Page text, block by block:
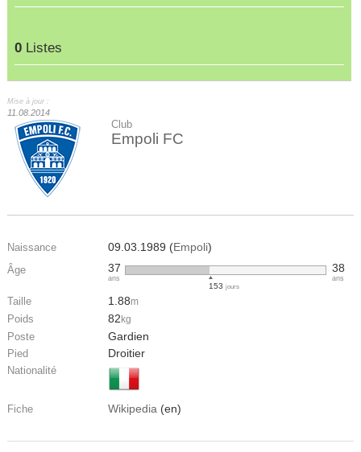
0 Listes
Mise à jour :
11.08.2014
Club
Empoli FC
Naissance 09.03.1989 (Empoli)
Âge 37
ans
153 jours
38
ans
Taille 1.88m
Poids 82 kg
Poste Gardien
Pied Droitier
Nationalité
Fiche Wikipedia (en)